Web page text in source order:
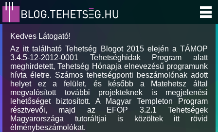
Kedves Látogató!
Az itt található Tehetség Blogot 2015 elején a TÁMOP
3.4.5-12-2012-0001 Tehetséghidak Program alatt
meghirdetett, Tehetség Hónapja elnevezésű programunk
hívta életre. Számos tehetségponti beszámolónak adott
helyet ez a felület, és később a Matehetsz által
megvalósított további projekteknek is megjelenési
lehetőséget biztosított. A Magyar Templeton Program
résztvevői, majd az EFOP 3.2.1 Tehetségek
Magyarországa tutoráltjai is közöltek itt rövid
élménybeszámolókat.